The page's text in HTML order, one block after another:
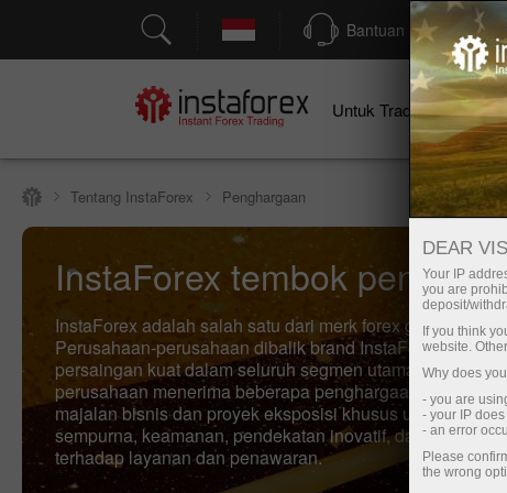
Bantuan
Untuk Traders
Tentang InstaForex Penghargaan
InstaForex tembok
InstaForex adalah salah satu dari merk forex global
Perusahaan-perusahaan dibalik brand InstaForex
persaingan kuat dalam seluruh segmen utama. Kelompok
perusahaan menerima beberapa penghargaan bergengsi
majalan bisnis dan proyek eksposisi khusus untuk
sempurna, keamanan, pendekatan inovatif, dan pilihan
terhadap layanan dan penawaran.
DEAR
Your IP
you are
deposit/
If you think
website.
Why does
- you are
- your IP
- an error
Please
the wrong